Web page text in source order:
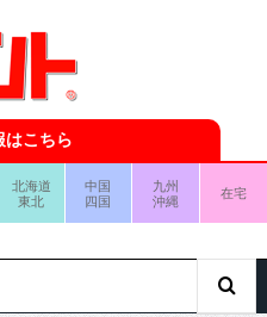
はこちら
北海道
東北
中国
四国
九州
沖縄
在宅